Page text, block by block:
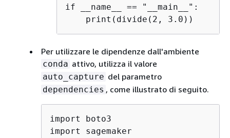
if __name__ == "__main__":
    print(divide(2, 3.0))
Per utilizzare le dipendenze dall'ambiente
conda attivo, utilizza il valore
auto_capture del parametro
dependencies , come illustrato di seguito.
import boto3
import sagemaker